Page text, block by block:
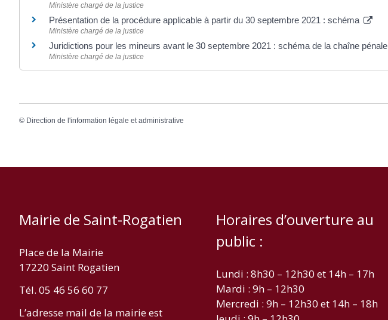
Ministère chargé de la justice
Présentation de la procédure applicable à partir du 30 septembre 2021 : schéma
Ministère chargé de la justice
Juridictions pour les mineurs avant le 30 septembre 2021 : schéma de la chaîne pénale
Ministère chargé de la justice
© Direction de l'information légale et administrative
Mairie de Saint-Rogatien
Place de la Mairie
17220 Saint Rogatien
Tél. 05 46 56 60 77
L’adresse mail de la mairie est
Horaires d’ouverture au
public :
Lundi : 8h30 – 12h30 et 14h – 17h
Mardi : 9h – 12h30
Mercredi : 9h – 12h30 et 14h – 18h